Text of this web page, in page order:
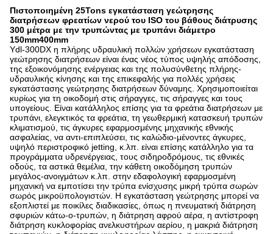
Πιστοποιημένη 25Tons εγκατάσταση γεώτρησης
διατρήσεων φρεατίων νερού του ISO του βάθους διάτρυσης
300 μέτρα με την τρυπώντας με τρυπάνι διάμετρο
150mm400mm
Ydl-300DX η πλήρης υδραυλική πολλών χρήσεων εγκατάσταση
γεώτρησης διατρήσεων είναι ένας νέος τύπος υψηλής απόδοσης,
της εξοικονόμησης ενέργειας και της πολυσύνθετης πλήρης-
υδραυλικής κίνησης και της επικεφαλής για πολλές χρήσεις
εγκατάστασης γεώτρησης διατρήσεων δύναμης. Χρησιμοποιείται
κυρίως για τη οικοδομή στις σήραγγες, τις σήραγγες και τους
υπογείους. Είναι κατάλληλος επίσης για τα φρεάτια διατρήσεων με
τρυπάνι, ελεγκτικός τα φρεάτια, τη γεωθερμική κατασκευή τρυπών
κλιματισμού, τις άγκυρες εφαρμοσμένης μηχανικής εθνικής
ασφαλείας, να αντι-επιπλεύσει, τις καλώδιο-μένοντες άγκυρες,
υψηλό περιστροφικό jetting, κ.λπ. είναι επίσης κατάλληλο για τα
προγράμματα υδρενέργειας, τους σιδηροδρόμους, τις εθνικές
οδούς, τα αστικά θεμέλια, την κάθετη οικοδόμηση τρυπών
μεγάλος-ανοιγμάτων κ.λπ. στην εδαφολογική εφαρμοσμένη
μηχανική να εμποτίσει την τρύπα ενίσχυσης μικρή τρύπα σωρών
σωρός μικροϋπολογιστών. Η εγκατάσταση γεώτρησης μπορεί να
εξοπλιστεί με ποικίλες διαδικασίες, όπως η πνευματική διάτρηση
σφυριών κάτω-ο-τρυπών, η διάτρηση αφρού αέρα, η αντίστροφη
διάτρηση κυκλοφορίας ανελκυστήρων αερίου, η μακριά διάτρηση